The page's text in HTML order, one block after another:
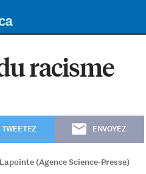
racisme
TWEETEZ ENVOYEZ
(Agence Science-Presse)